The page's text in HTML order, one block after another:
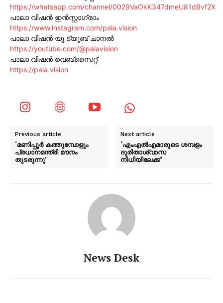
https://whatsapp.com/channel/0029VaOkK347dmeU81dBvf2X
പാലാ വിഷൻ ഇൻസ്റ്റാഗ്രാം
https://www.instagram.com/pala.vision
പാലാ വിഷൻ യൂ ട്യൂബ് ചാനൽ
https://youtube.com/@palavision
പാലാ വിഷൻ വെബ്സൈറ്റ്
https://pala.vision
Previous article
‘മണിപ്പൂർ കത്തുമ്പോളും
പ്രധാനമന്ത്രി മൗനം
തുടരുന്നു’
Next article
‘എംഎൽഎമാരുടെ ശമ്പളം
ദുരിതാശ്വാസ
നിധിയിലേക്ക്’
News Desk